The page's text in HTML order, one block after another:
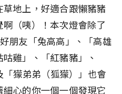
地上，好適合跟懶豬豬
（咦）！本次燈會除了
朋友「兔高高」、「高雄
雞」、「紅豬豬」、
「獴弟弟（狐獴）」也會
心的你一個一個發現它